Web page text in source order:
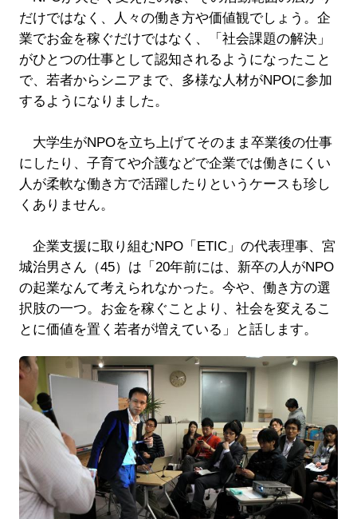
だけではなく、人々の働き方や価値観でしょう。企
業でお金を稼ぐだけではなく、「社会課題の解決」
がひとつの仕事として認知されるようになったこと
で、若者からシニアまで、多様な人材がNPOに参加
するようになりました。
大学生がNPOを立ち上げてそのまま卒業後の仕事
にしたり、子育てや介護などで企業では働きにくい
人が柔軟な働き方で活躍したりというケースも珍し
くありません。
企業支援に取り組むNPO「ETIC」の代表理事、宮
城治男さん（45）は「20年前には、新卒の人がNPO
の起業なんて考えられなかった。今や、働き方の選
択肢の一つ。お金を稼ぐことより、社会を変えるこ
とに価値を置く若者が増えている」と話します。